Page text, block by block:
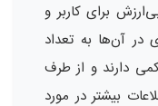
برای کاربر و
در آن‌ها به تعداد
دارند و از طرف
بیشتر در مورد